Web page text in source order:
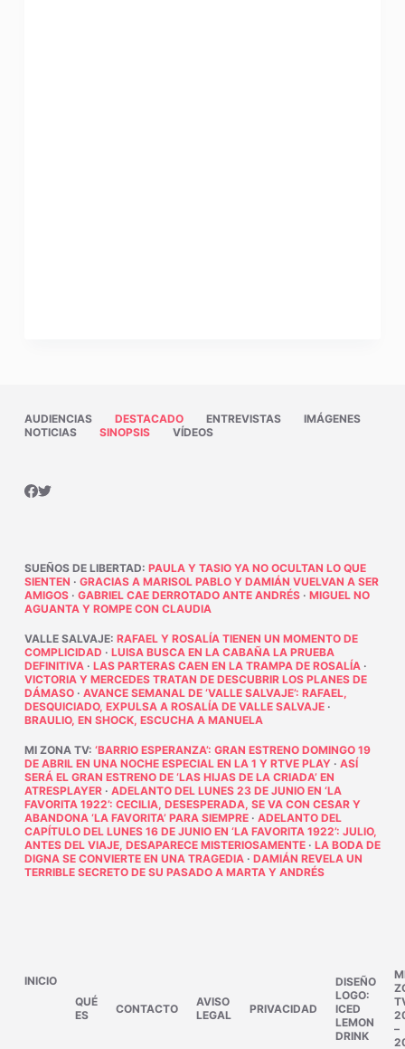
AUDIENCIAS DESTACADO ENTREVISTAS
IMÁGENES
NOTICIAS
SINOPSIS VÍDEOS
SUEÑOS DE LIBERTAD: PAULA Y TASIO YA NO OCULTAN LO QUE
SIENTEN · GRACIAS A MARISOL PABLO Y DAMIÁN VUELVAN A SER
AMIGOS· GABRIEL CAE DERROTADO ANTE ANDRÉS· MIGUEL NO
AGUANTA Y ROMPE CON CLAUDIA
VALLE SALVAJE: RAFAEL Y ROSALÍA TIENEN UN MOMENTO DE
COMPLICIDAD · LUISA BUSCA EN LA CABAÑA LA PRUEBA
DEFINITIVA· LAS PARTERAS CAEN EN LA TRAMPA DE ROSALÍA·
VICTORIA Y MERCEDES TRATAN DE DESCUBRIR LOS PLANES DE
DÁMASO· AVANCE SEMANAL DE ‘VALLE SALVAJE’: RAFAEL,
DESQUICIADO, EXPULSA A ROSALÍA DE VALLE SALVAJE·
BRAULIO, EN SHOCK, ESCUCHA A MANUELA
MI ZONA TV: ‘BARRIO ESPERANZA’: GRAN ESTRENO DOMINGO 19
DE ABRIL EN UNA NOCHE ESPECIAL EN LA 1 Y RTVE PLAY· ASÍ
SERÁ EL GRAN ESTRENO DE ‘LAS HIJAS DE LA CRIADA’ EN
ATRESPLAYER· ADELANTO DEL LUNES 23 DE JUNIO EN ‘LA
FAVORITA 1922’: CECILIA, DESESPERADA, SE VA CON CESAR Y
ABANDONA ‘LA FAVORITA’ PARA SIEMPRE· ADELANTO DEL
CAPÍTULO DEL LUNES 16 DE JUNIO EN ‘LA FAVORITA 1922’: JULIO,
ANTES DEL VIAJE, DESAPARECE MISTERIOSAMENTE· LA BODA DE
DIGNA SE CONVIERTE EN UNA TRAGEDIA· DAMIÁN REVELA UN
TERRIBLE SECRETO DE SU PASADO A MARTA Y ANDRÉS
INICIO
QUÉ
ES
CONTACTO
AVISO
LEGAL
PRIVACIDAD
DISEÑO
LOGO:
ICED
LEMON
DRINK
–